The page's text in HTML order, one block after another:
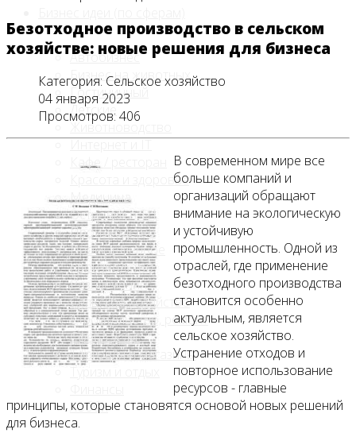
Автобизнес
Бизнес на животных
Гостиничный
Детские
Животноводство
Кафе / ресторан
Красота и здоровье
Медицина
Островки в ТЦ
Производство
Промышленное
производство
Развлечения
Сельское хозяйство
Строительство, ремонт
Сфера услуг
Торговля и магазины
Хобби
Безотходное производство в сельском
хозяйстве: новые решения для бизнеса
Категория: Сельское хозяйство
04 января 2023
Просмотров: 406
В современном мире все
больше компаний и
организаций обращают
внимание на экологическую
и устойчивую
промышленность. Одной из
отраслей, где применение
безотходного производства
становится особенно
актуальным, является
сельское хозяйство.
Устранение отходов и
повторное использование
ресурсов - главные
принципы, которые становятся основой новых решений
для бизнеса.